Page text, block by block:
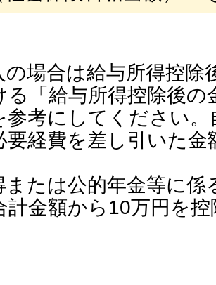
場合は給与所得控除
る「給与所得控除後の
参考にしてください
要経費を差し引いた金
たは公的年金等に係
計金額から10万円を